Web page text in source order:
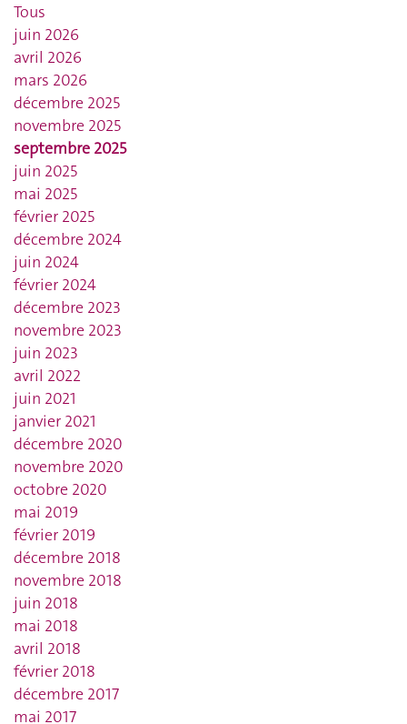
Tous
juin 2026
avril 2026
mars 2026
décembre 2025
novembre 2025
septembre 2025
juin 2025
mai 2025
février 2025
décembre 2024
juin 2024
février 2024
décembre 2023
novembre 2023
juin 2023
avril 2022
juin 2021
janvier 2021
décembre 2020
novembre 2020
octobre 2020
mai 2019
février 2019
décembre 2018
novembre 2018
juin 2018
mai 2018
avril 2018
février 2018
décembre 2017
mai 2017